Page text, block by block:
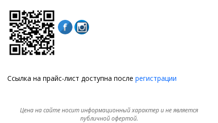
Ссылка на прайс-лист доступна после регистрации
Цена на сайте носит информационный характер и не является
публичной офертой.